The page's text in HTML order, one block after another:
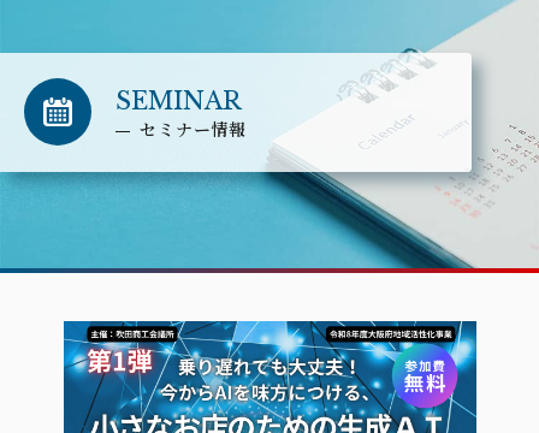
SEMINAR
セミナー情報